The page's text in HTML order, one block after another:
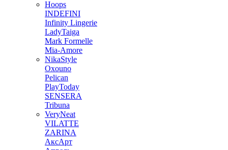
Hoops
INDEFINI
Infinity Lingerie
LadyTaiga
Mark Formelle
Mia-Amore
NikaStyle
Oxouno
Pelican
PlayToday
SENSERA
Tribuna
VeryNeat
VILATTE
ZARINA
АксАрт